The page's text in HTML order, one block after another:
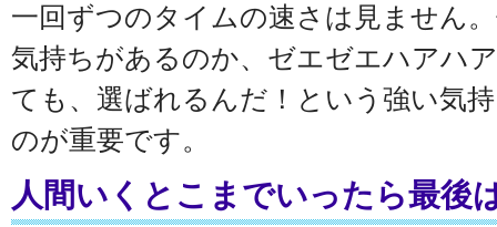
一回ずつのタイムの速さは見ません
気持ちがあるのか、ゼエゼエハアハ
ても、選ばれるんだ！という強い気
のが重要です。
人間いくとこまでいったら最後